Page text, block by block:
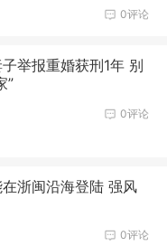
，根据《民法典》第106
0评论
举报重婚获刑1年 别
”
0评论
浙闽沿海登陆 强风
0评论